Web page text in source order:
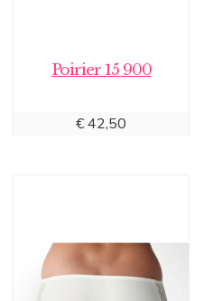
Poirier 15 900
€42,50